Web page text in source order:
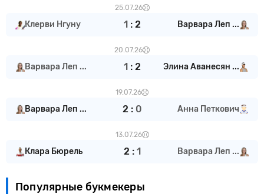
25.07.26
Клерви Нгуну 1: 2 Варвара Леп ...
20.07.26
Варвара Леп ... 1: 2 Элина Аванесян ...
19.07.26
Варвара Леп ... 2 : 0 Анна Петкович
13.07.26
Клара Бюрель 2 : 1 Варвара Леп ...
Популярные букмекеры